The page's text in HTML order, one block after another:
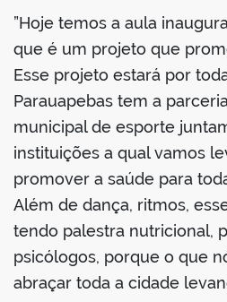
”Hoje temos a aula
que é um projeto que
Esse projeto estará por
Parauapebas tem a
municipal de esporte
instituições a qual vamos
promover a saúde para
Além de dança, ritmos,
tendo palestra nutricional,
psicólogos, porque o que
abraçar toda a cidade